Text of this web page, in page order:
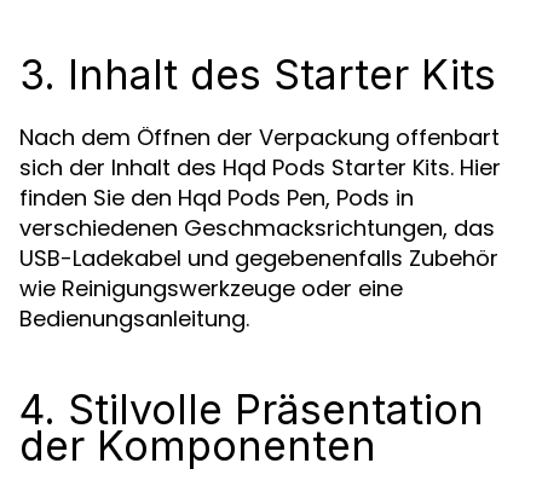
3. Inhalt des Starter Kits
Nach dem Öffnen der Verpackung offenbart
sich der Inhalt des Hqd Pods Starter Kits. Hier
finden Sie den Hqd Pods Pen, Pods in
verschiedenen Geschmacksrichtungen, das
USB-Ladekabel und gegebenenfalls Zubehör
wie Reinigungswerkzeuge oder eine
Bedienungsanleitung.
4. Stilvolle Präsentation
der Komponenten